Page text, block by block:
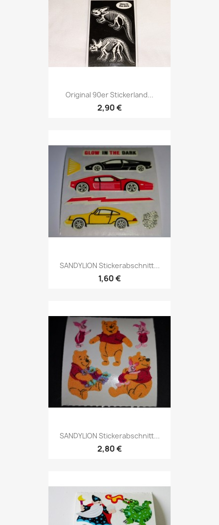
Original 90er Stickerland...
2,90 €
SANDYLION Stickerabschnitt...
1,60 €
SANDYLION Stickerabschnitt...
2,80 €